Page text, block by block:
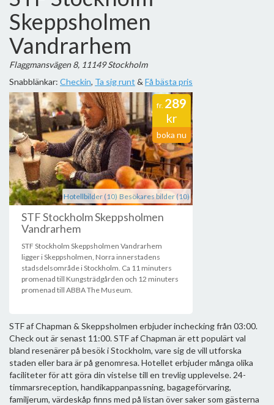
Skeppsholmen
Vandrarhem
Flaggmansvägen 8, 11149 Stockholm
Snabblänkar: Checkin, Ta sig runt & Få bästa pris
fr. 289
kr
boka nu
Hotellbilder (10) Besökares bilder (10)
STF Stockholm Skeppsholmen
Vandrarhem
STF Stockholm Skeppsholmen Vandrarhem
ligger i Skeppsholmen, Norra innerstadens
stadsdelsområde i Stockholm. Ca 11 minuters
promenad till Kungsträdgården och 12 minuters
promenad till ABBA The Museum.
STF af Chapman & Skeppsholmen erbjuder inchecking från 03:00.
Check out är senast 11:00. STF af Chapman är ett populärt val
bland resenärer på besök i Stockholm, vare sig de vill utforska
staden eller bara är på genomresa. Hotellet erbjuder många olika
faciliteter för att göra din vistelse till en trevlig upplevelse. 24-
timmarsreception, handikappanpassning, bagageförvaring,
familjerum, värdeskåp finns med på listan över saker som gästerna